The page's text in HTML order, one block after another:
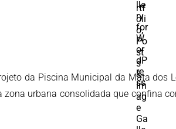
da Piscina Municipal da Mata dos
urbana consolidada que confina